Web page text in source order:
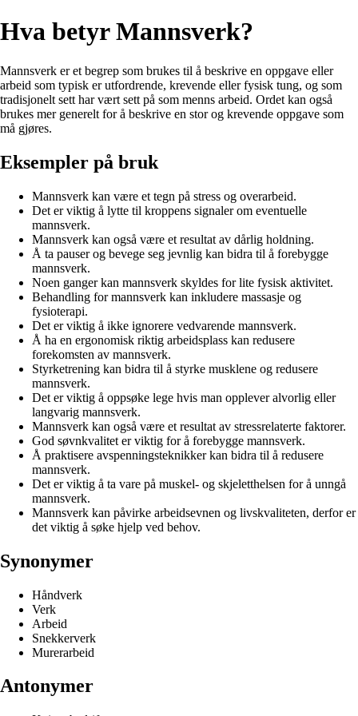
Hva betyr Mannsverk?
Mannsverk er et begrep som brukes til å beskrive en oppgave eller
arbeid som typisk er utfordrende, krevende eller fysisk tung, og som
tradisjonelt sett har vært sett på som menns arbeid. Ordet kan også
brukes mer generelt for å beskrive en stor og krevende oppgave som
må gjøres.
Eksempler på bruk
Mannsverk kan være et tegn på stress og overarbeid.
Det er viktig å lytte til kroppens signaler om eventuelle
mannsverk.
Mannsverk kan også være et resultat av dårlig holdning.
Å ta pauser og bevege seg jevnlig kan bidra til å forebygge
mannsverk.
Noen ganger kan mannsverk skyldes for lite fysisk aktivitet.
Behandling for mannsverk kan inkludere massasje og
fysioterapi.
Det er viktig å ikke ignorere vedvarende mannsverk.
Å ha en ergonomisk riktig arbeidsplass kan redusere
forekomsten av mannsverk.
Styrketrening kan bidra til å styrke musklene og redusere
mannsverk.
Det er viktig å oppsøke lege hvis man opplever alvorlig eller
langvarig mannsverk.
Mannsverk kan også være et resultat av stressrelaterte faktorer.
God søvnkvalitet er viktig for å forebygge mannsverk.
Å praktisere avspenningsteknikker kan bidra til å redusere
mannsverk.
Det er viktig å ta vare på muskel- og skjeletthelsen for å unngå
mannsverk.
Mannsverk kan påvirke arbeidsevnen og livskvaliteten, derfor er
det viktig å søke hjelp ved behov.
Synonymer
Håndverk
Verk
Arbeid
Snekkerverk
Murerarbeid
Antonymer